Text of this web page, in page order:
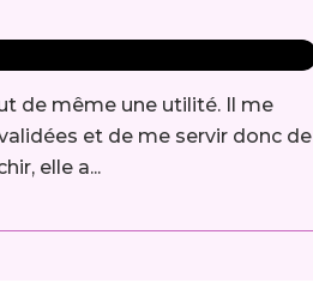
de même une utilité. Il me
et de me servir donc de
elle a...